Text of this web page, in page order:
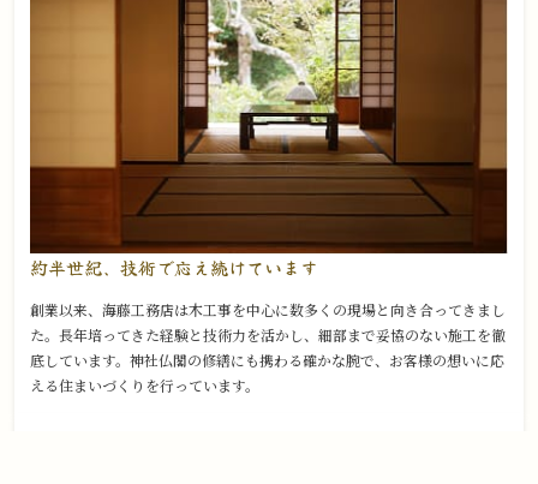
約半世紀、技術で応え続けています
創業以来、海藤工務店は木工事を中心に数多くの現場と向き合ってきまし
た。長年培ってきた経験と技術力を活かし、細部まで妥協のない施工を徹
底しています。神社仏閣の修繕にも携わる確かな腕で、お客様の想いに応
える住まいづくりを行っています。